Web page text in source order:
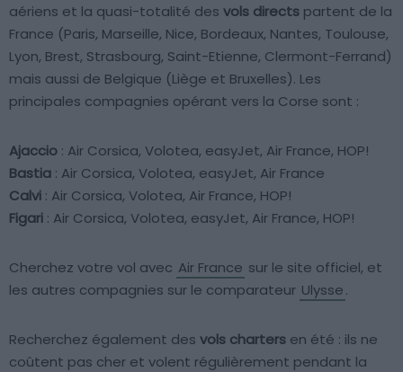
aériens et la quasi-totalité des vols directs partent de la
France (Paris, Marseille, Nice, Bordeaux, Nantes, Toulouse,
Lyon, Brest, Strasbourg, Saint-Etienne, Clermont-Ferrand)
mais aussi de Belgique (Liège et Bruxelles). Les
principales compagnies opérant vers la Corse sont :
Ajaccio : Air Corsica, Volotea, easyJet, Air France, HOP!
Bastia : Air Corsica, Volotea, easyJet, Air France
Calvi : Air Corsica, Volotea, Air France, HOP!
Figari : Air Corsica, Volotea, easyJet, Air France, HOP!
Cherchez votre vol avec Air France sur le site officiel, et
les autres compagnies sur le comparateur Ulysse.
Recherchez également des vols charters en été : ils ne
coûtent pas cher et volent régulièrement pendant la